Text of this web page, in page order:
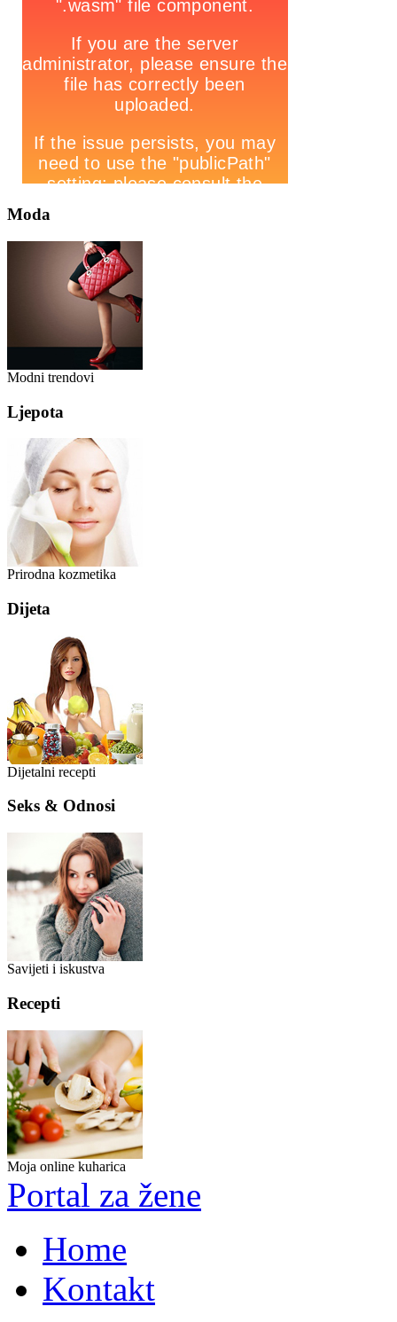
Moda
Modni trendovi
Ljepota
Prirodna kozmetika
Dijeta
Dijetalni recepti
Seks & Odnosi
Savijeti i iskustva
Recepti
Moja online kuharica
Portal za žene
Home
Kontakt